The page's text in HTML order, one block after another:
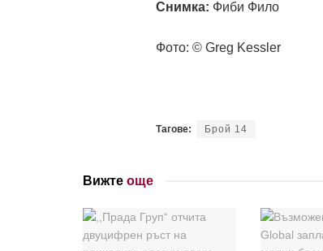
Снимка: Фиби Фило
Фото: © Greg Kessler
Тагове: Брой 14
Вижте още